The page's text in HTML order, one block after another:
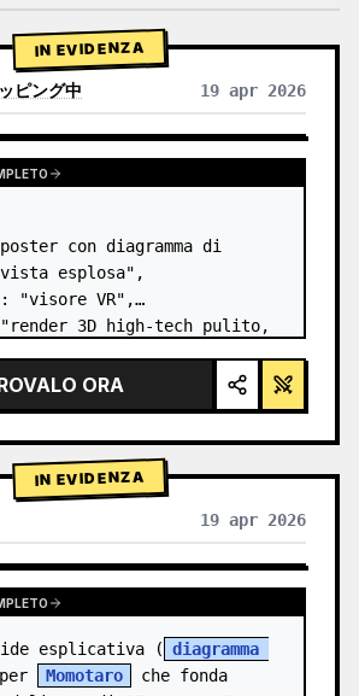
IN EVIDENZA
ピング中 19 apr 2026
con diagramma di
esplosa",
"visore VR",
3D high-tech pulito,
"{argument
tenue viola e…
ORA
IN EVIDENZA
19 apr 2026
RISULTATI DI ALTRI MODELLI
esplicativa ( diagramma
Momotaro
che fonda